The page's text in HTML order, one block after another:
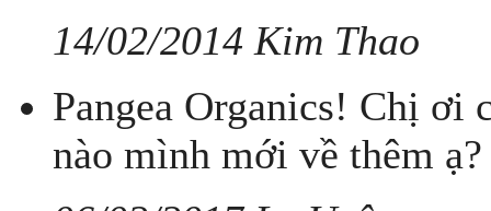
14/02/2014 Kim Thao
Pangea Organics! Chị ơi
nào mình mới về thêm